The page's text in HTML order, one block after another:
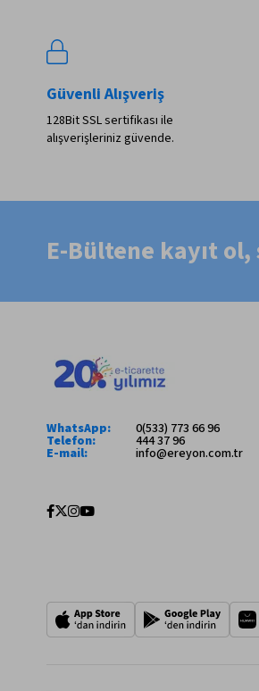
Güvenli Alışveriş
128Bit SSL sertifikası ile
alışverişleriniz güvende.
E-Bültene kayıt ol,
WhatsApp: 0(533) 773 66 96
Telefon: 444 37 96
E-mail: info@ereyon.com.tr